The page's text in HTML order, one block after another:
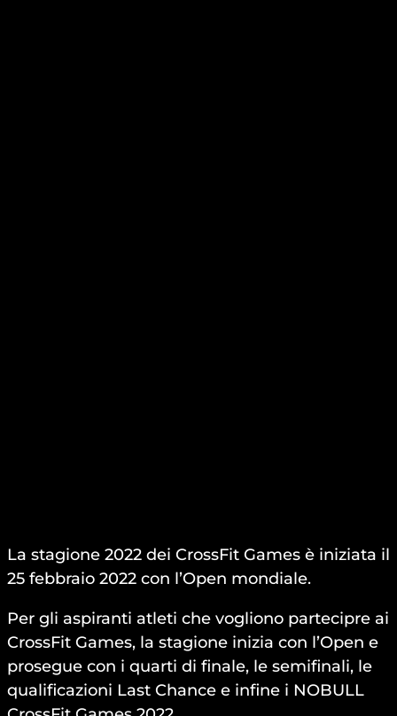
La stagione 2022 dei CrossFit Games è iniziata il
25 febbraio 2022 con l’Open mondiale.
Per gli aspiranti atleti che vogliono partecipre ai
CrossFit Games, la stagione inizia con l’Open e
prosegue con i quarti di finale, le semifinali, le
qualificazioni Last Chance e infine i NOBULL